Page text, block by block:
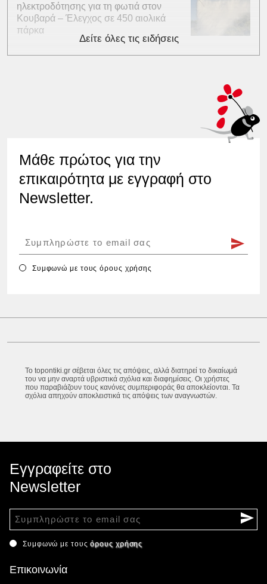
ηλεκτροδότησης για τη φωτιά στον
Κουβαρά – Έλεγχος σε 450 αιολικά
πάρκα
Δείτε όλες τις ειδήσεις
Μάθε πρώτος για την
επικαιρότητα με εγγραφή στο
Newsletter.
Συμφωνώ με τουςόρους χρήσης
Το topontiki.gr σέβεται όλες τις απόψεις, αλλά διατηρεί το δικαίωμά
του να μην αναρτά υβριστικά σχόλια και διαφημίσεις. Οι χρήστες
που παραβιάζουν τους κανόνες συμπεριφοράς θα αποκλείονται. Τα
σχόλια απηχούν αποκλειστικά τις απόψεις των αναγνωστών.
Εγγραφείτε στο
Newsletter
Συμφωνώ με τουςόρους χρήσης
Επικοινωνία